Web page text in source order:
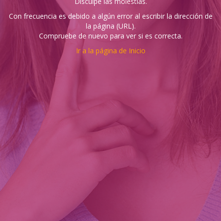
Con frecuencia es debido a algún error al escribir la dirección de
la página (URL).
Compruebe de nuevo para ver si es correcta.
Ir a la página de Inicio